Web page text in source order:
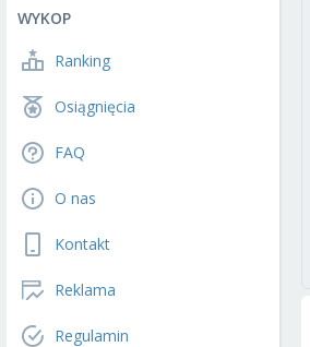
WYKOP
Ranking
Osiągnięcia
FAQ
O nas
Kontakt
Reklama
Regulamin